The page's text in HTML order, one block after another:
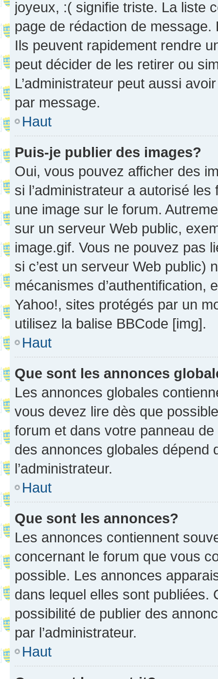
joyeux, :( signifie triste. La liste
page de rédaction de
Ils peuvent rapidement rendre
peut décider de les retirer ou
L’administrateur peut aussi
par message.
Haut
Puis-je publier des images?
Oui, vous pouvez afficher des
si l’administrateur a autorisé
une image sur le forum.
sur un serveur Web public,
image.gif. Vous ne pouvez pas
si c’est un serveur Web public)
mécanismes d’authentification,
Yahoo!, sites protégés par un
utilisez la balise BBCode [img].
Haut
Que sont les annonces
Les annonces globales
vous devez lire dès que
forum et dans votre panneau
des annonces globales dépend
l’administrateur.
Haut
Que sont les annonces?
Les annonces contiennent
concernant le forum que vous
possible. Les annonces
dans lequel elles sont publiées.
possibilité de publier des
par l’administrateur.
Haut